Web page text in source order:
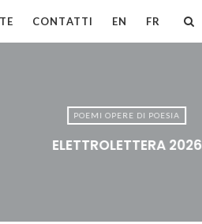
CONTATTI EN FR
POEMI OPERE DI POESIA
ELETTROLETTERA 2026